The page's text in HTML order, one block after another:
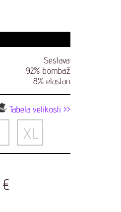
Sestava:
92% bombaž
8% elastan
Tabela velikosti >>
XL